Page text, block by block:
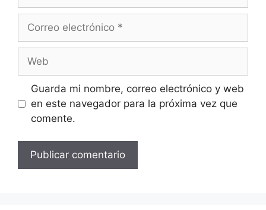
electrónico
Guarda mi nombre, correo electrónico y web
en este navegador para la próxima vez que
comente.